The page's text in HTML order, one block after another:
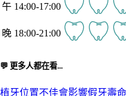
午 14:00-17:00
晚 18:00-21:00
💬 更多人都在看...
植牙位置不佳會影響假牙壽